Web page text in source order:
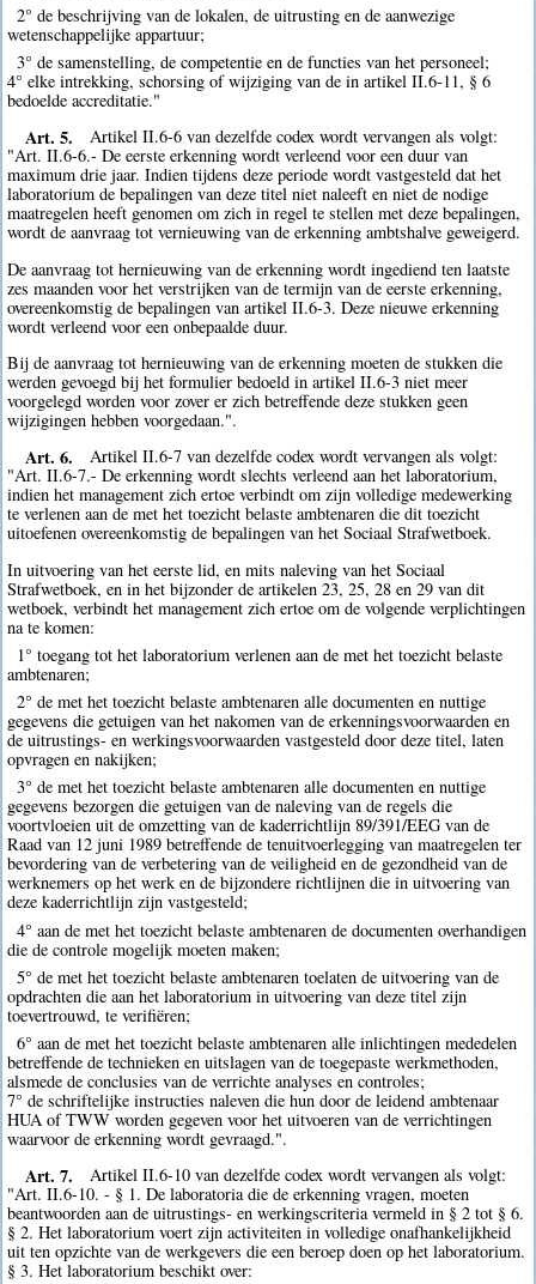
2° de beschrijving van de lokalen, de uitrusting en de aanwezige
wetenschappelijke appartuur;
3° de samenstelling, de competentie en de functies van het personeel;
4° elke intrekking, schorsing of wijziging van de in artikel II.6-11, § 6
bedoelde accreditatie."
Art. 5.
Artikel II.6-6 van dezelfde codex wordt vervangen als volgt:
"Art. II.6-6.- De eerste erkenning wordt verleend voor een duur van
maximum drie jaar. Indien tijdens deze periode wordt vastgesteld dat het
laboratorium de bepalingen van deze titel niet naleeft en niet de nodige
maatregelen heeft genomen om zich in regel te stellen met deze bepalingen,
wordt de aanvraag tot vernieuwing van de erkenning ambtshalve geweigerd.
De aanvraag tot hernieuwing van de erkenning wordt ingediend ten laatste
zes maanden voor het verstrijken van de termijn van de eerste erkenning,
overeenkomstig de bepalingen van artikel II.6-3. Deze nieuwe erkenning
wordt verleend voor een onbepaalde duur.
Bij de aanvraag tot hernieuwing van de erkenning moeten de stukken die
werden gevoegd bij het formulier bedoeld in artikel II.6-3 niet meer
voorgelegd worden voor zover er zich betreffende deze stukken geen
wijzigingen hebben voorgedaan.".
Art. 6.
Artikel II.6-7 van dezelfde codex wordt vervangen als volgt:
"Art. II.6-7.- De erkenning wordt slechts verleend aan het laboratorium,
indien het management zich ertoe verbindt om zijn volledige medewerking
te verlenen aan de met het toezicht belaste ambtenaren die dit toezicht
uitoefenen overeenkomstig de bepalingen van het Sociaal Strafwetboek.
In uitvoering van het eerste lid, en mits naleving van het Sociaal
Strafwetboek, en in het bijzonder de artikelen 23, 25, 28 en 29 van dit
wetboek, verbindt het management zich ertoe om de volgende verplichtingen
na te komen:
1° toegang tot het laboratorium verlenen aan de met het toezicht belaste
ambtenaren;
2° de met het toezicht belaste ambtenaren alle documenten en nuttige
gegevens die getuigen van het nakomen van de erkenningsvoorwaarden en
de uitrustings- en werkingsvoorwaarden vastgesteld door deze titel, laten
opvragen en nakijken;
3° de met het toezicht belaste ambtenaren alle documenten en nuttige
gegevens bezorgen die getuigen van de naleving van de regels die
voortvloeien uit de omzetting van de kaderrichtlijn 89/391/EEG van de
Raad van 12 juni 1989 betreffende de tenuitvoerlegging van maatregelen ter
bevordering van de verbetering van de veiligheid en de gezondheid van de
werknemers op het werk en de bijzondere richtlijnen die in uitvoering van
deze kaderrichtlijn zijn vastgesteld;
4° aan de met het toezicht belaste ambtenaren de documenten overhandigen
die de controle mogelijk moeten maken;
5° de met het toezicht belaste ambtenaren toelaten de uitvoering van de
opdrachten die aan het laboratorium in uitvoering van deze titel zijn
toevertrouwd, te verifiëren;
6° aan de met het toezicht belaste ambtenaren alle inlichtingen mededelen
betreffende de technieken en uitslagen van de toegepaste werkmethoden,
alsmede de conclusies van de verrichte analyses en controles;
7° de schriftelijke instructies naleven die hun door de leidend ambtenaar
HUA of TWW worden gegeven voor het uitvoeren van de verrichtingen
waarvoor de erkenning wordt gevraagd.".
Art. 7.
Artikel II.6-10 van dezelfde codex wordt vervangen als volgt:
"Art. II.6-10. - § 1. De laboratoria die de erkenning vragen, moeten
beantwoorden aan de uitrustings- en werkingscriteria vermeld in § 2 tot § 6.
§ 2. Het laboratorium voert zijn activiteiten in volledige onafhankelijkheid
uit ten opzichte van de werkgevers die een beroep doen op het laboratorium.
§ 3. Het laboratorium beschikt over: